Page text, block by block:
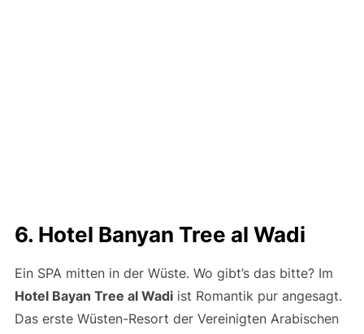
6. Hotel Banyan Tree al Wadi
Ein SPA mitten in der Wüste. Wo gibt’s das bitte? Im
Hotel Bayan Tree al Wadiist Romantik pur angesagt.
Das erste Wüsten-Resort der Vereinigten Arabischen